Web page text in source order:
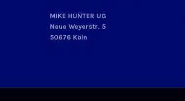
MIKE HUNTER UG
Neue Weyerstr. 5
50676 Köln